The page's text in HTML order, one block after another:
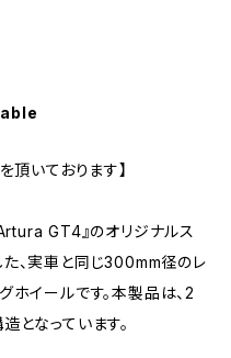
頂いております】
GT4』のオリジナルス
、実車と同じ300mm径のレ
ホイールです。本製品は、2
となっています。